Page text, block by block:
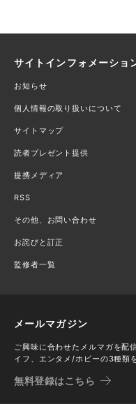
サイトインフォメーショ
お知らせ
個人情報の取り扱いについて
サイトマップ
読者プレゼント提供
提携メディア
RSS
その他、お問い合わせ
お詫びと訂正
監修者一覧
メールマガジン
ご興味に合わせたメルマガを配
イフ、エンタメ/ホビーの3種類
無料登録はこちら